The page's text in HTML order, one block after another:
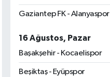
Gaziantep FK - Alanyaspor
16 Ağustos, Pazar
Başakşehir - Kocaelispor
Beşiktaş - Eyüpspor